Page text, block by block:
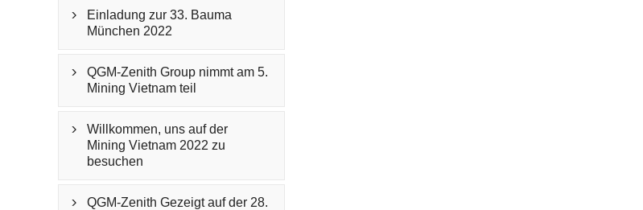

Einladung zur 33. Bauma
München 2022

QGM-Zenith Group nimmt am 5.
Mining Vietnam teil

Willkommen, uns auf der
Mining Vietnam 2022 zu
besuchen

QGM-Zenith Gezeigt auf der 28.